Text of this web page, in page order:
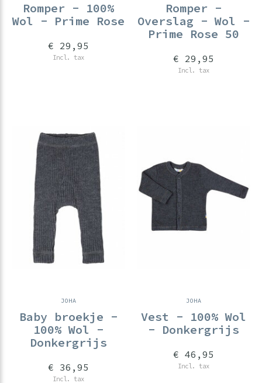
Romper - 100%
Wol - Prime Rose
€ 29,95
Incl. tax
Romper -
Overslag - Wol -
Prime Rose 50
€ 29,95
Incl. tax
JOHA
Baby broekje -
100% Wol -
Donkergrijs
€ 36,95
Incl. tax
JOHA
Vest - 100% Wol
- Donkergrijs
€ 46,95
Incl. tax